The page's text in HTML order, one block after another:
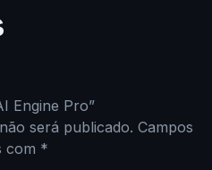
Engine Pro”
será publicado. Campos
com *